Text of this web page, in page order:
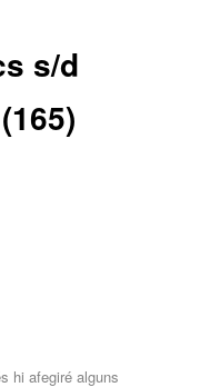
s/d
hi afegiré alguns